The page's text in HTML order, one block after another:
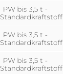
PW bis 3,5 t -
Standardkraftstoff
PW bis 3,5 t -
Standardkraftstoff
PW bis 3,5 t -
Standardkraftstoff